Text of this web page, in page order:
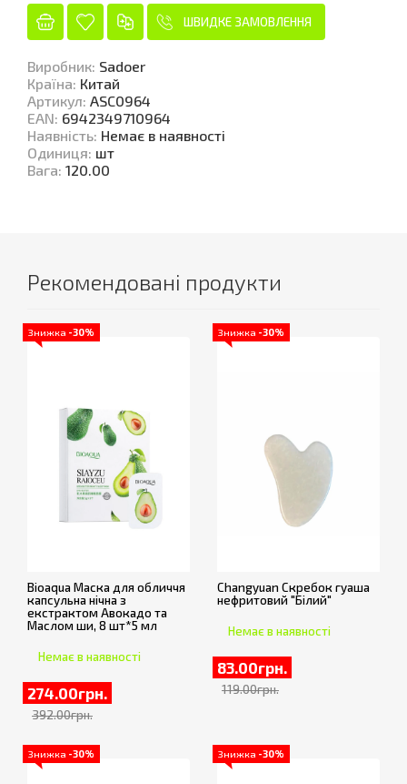
ШВИДКЕ ЗАМОВЛЕННЯ
Виробник: Sadoer
Країна: Китай
Артикул: ASC0964
EAN: 6942349710964
Наявність: Немає в наявності
Одиниця: шт
Вага: 120.00
Рекомендовані продукти
Знижка -30%
Bioaqua Маска для обличчя
капсульна нічна з
екстрактом Авокадо та
Маслом ши, 8 шт*5 мл
Немає в наявності
274.00грн.
392.00грн.
Знижка -30%
Changyuan Скребок гуаша
нефритовий "Білий"
Немає в наявності
83.00грн.
119.00грн.
Знижка -30% Знижка -30%